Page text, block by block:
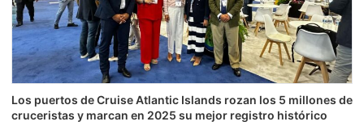
Los puertos de Cruise Atlantic Islands rozan los 5 millones de
cruceristas y marcan en 2025 su mejor registro histórico